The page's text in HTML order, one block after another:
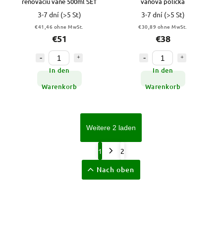
3-7 dní (>5 St)
€41,46 ohne MwSt.
€51
In den
Warenkorb
3-7 dní (>5 St)
€30,89 ohne MwSt.
€38
In den
Warenkorb
Weitere 2 laden
1 2
Nach oben